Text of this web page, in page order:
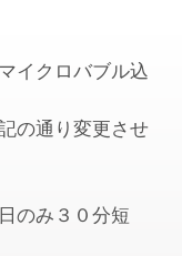
イクロバブル込
の通り変更させ
のみ３０分短